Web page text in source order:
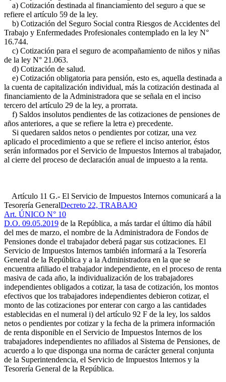
a) Cotización destinada al financiamiento del seguro a que se
refiere el artículo 59 de la ley.
b) Cotización del Seguro Social contra Riesgos de Accidentes del
Trabajo y Enfermedades Profesionales contemplado en la ley N°
16.744.
c) Cotización para el seguro de acompañamiento de niños y niñas
de la ley N° 21.063.
d) Cotización de salud.
e) Cotización obligatoria para pensión, esto es, aquella destinada a
la cuenta de capitalización individual, más la cotización destinada al
financiamiento de la Administradora que se señala en el inciso
tercero del artículo 29 de la ley, a prorrata.
f) Saldos insolutos pendientes de las cotizaciones de pensiones de
años anteriores, a que se refiere la letra e) precedente.
Si quedaren saldos netos o pendientes por cotizar, una vez
aplicado el procedimiento a que se refiere el inciso anterior, éstos
serán informados por el Servicio de Impuestos Internos al trabajador,
al cierre del proceso de declaración anual de impuesto a la renta.
Artículo 11 G.- El Servicio de Impuestos Internos comunicará a la
Tesorería GeneralDecreto 22, TRABAJO
Art. ÚNICO N° 10
D.O. 09.05.2019 de la República, a más tardar el último día hábil
del mes de marzo, el nombre de la Administradora de Fondos de
Pensiones donde el trabajador deberá pagar sus cotizaciones. El
Servicio de Impuestos Internos también informará a la Tesorería
General de la República y a la Administradora en la que se
encuentra afiliado el trabajador independiente, en el proceso de renta
masiva de cada año, la individualización de los trabajadores
independientes obligados a cotizar, la tasa de cotización, los montos
efectivos que los trabajadores independientes debieron cotizar, el
monto de las cotizaciones por enterar con cargo a las cantidades
establecidas en el numeral i) del artículo 92 F de la ley, los saldos
netos o pendientes por cotizar y la fecha de la primera información
de renta disponible en el Servicio de Impuestos Internos de los
trabajadores independientes no afiliados al Sistema de Pensiones, de
acuerdo a lo que disponga una norma de carácter general conjunta
de la Superintendencia, el Servicio de Impuestos Internos y la
Tesorería General de la República.